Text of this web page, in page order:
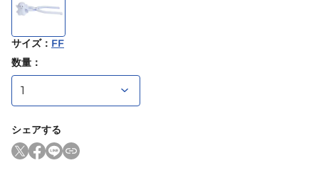
サイズ： FF
数量：
シェアする